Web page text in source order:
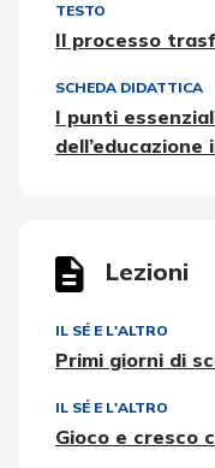
TESTO
Il processo
SCHEDA DIDATTICA
I punti
dell’educazione
Lezioni
IL SÉ E L'ALTRO
Primi giorni di
IL SÉ E L'ALTRO
Gioco e cresco